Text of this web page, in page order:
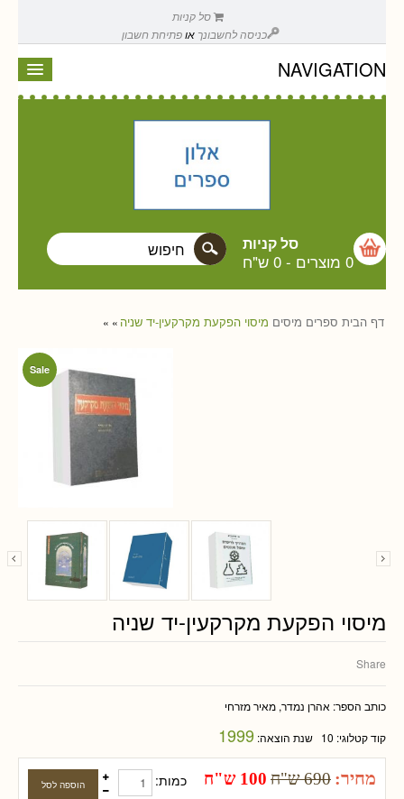
סל קניות
כניסה לחשבונך אופתיחת חשבון
NAVIGATION
סל קניות
0 מוצרים - 0 ש"ח
דף הבית » ספרים מיסים » מיסוי הפקעת מקרקעין-יד שניה
Sale
מיסוי הפקעת מקרקעין-יד שניה
Share
כותב הספר: אהרן נמדר, מאיר מזרחי
קוד קטלוגי: 10 שנת הוצאה: 1999
מחיר: 690 ש"ח 100 ש"ח כמות: